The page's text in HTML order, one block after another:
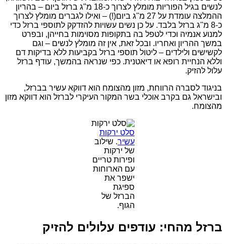
לנשים בגיל הפוריות מומלץ לצרוך כ-18 מ"ג ברזל ביום – בהריון
ההמלצה עומדת על 27 מ"ג ביום(!) – ואילו לגברים מומלץ לצרוך
כ-8 מ"ג ברזל בלבד. על כן נשים עשויות להזדקק לתוספי ברזל כדי
למנוע אנמיה וכדי לטפל בה בתקופות מסוימות בחייהן, ובפרט
במשך ההריון ואחריו. ובכל זאת, אין זה מומלץ לנשים – וגם
לקשישים ולילדים – ליטול תוספי ברזל בקביעות ללא בדיקות דם
וללא הנחיית רופא או דיאטנית. כפי שנראה בהמשך, עודף ברזל
עלול להזיק.
בניגוד לסברה הרווחת, מזון מהצומח הוא דווקא עשיר בברזל,
ובישראל גם בקרב אוכלי בשר המקור העיקרי לברזל הוא דווקא מזון
מהצומח.
סלט ירקות
עשיר. שילוב
של ירקות
ופירות טריים
עם הארוחות
ישפר את
ספיגת
הברזל של
הגוף.
ברזל מהחי: עודפים עלולים להזיק